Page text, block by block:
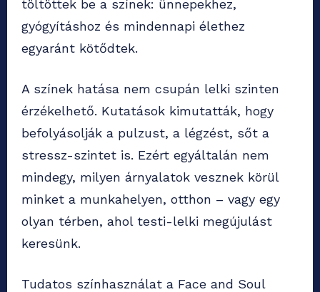
töltöttek be a színek: ünnepekhez,
gyógyításhoz és mindennapi élethez
egyaránt kötődtek.
A színek hatása nem csupán lelki szinten
érzékelhető. Kutatások kimutatták, hogy
befolyásolják a pulzust, a légzést, sőt a
stressz-szintet is. Ezért egyáltalán nem
mindegy, milyen árnyalatok vesznek körül
minket a munkahelyen, otthon – vagy egy
olyan térben, ahol testi-lelki megújulást
keresünk.
Tudatos színhasználat a Face and Soul